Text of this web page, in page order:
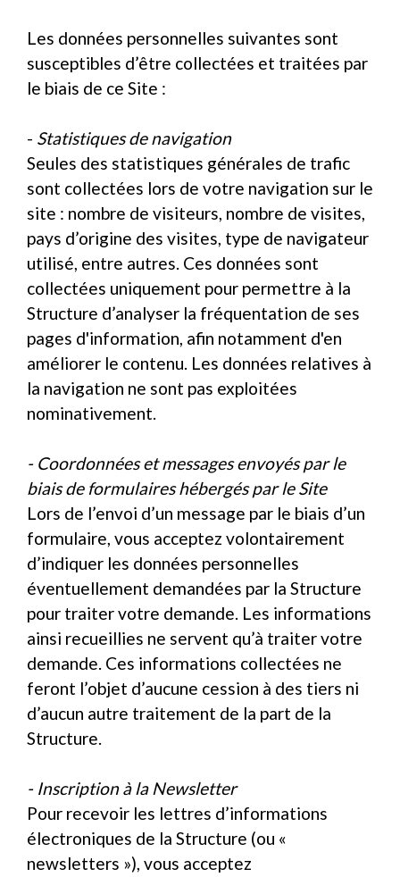
Les données personnelles suivantes sont
susceptibles d’être collectées et traitées par
le biais de ce Site :
- Statistiques de navigation
Seules des statistiques générales de trafic
sont collectées lors de votre navigation sur le
site : nombre de visiteurs, nombre de visites,
pays d’origine des visites, type de navigateur
utilisé, entre autres. Ces données sont
collectées uniquement pour permettre à la
Structure d’analyser la fréquentation de ses
pages d'information, afin notamment d'en
améliorer le contenu. Les données relatives à
la navigation ne sont pas exploitées
nominativement.
- Coordonnées et messages envoyés par le
biais de formulaires hébergés par le Site
Lors de l’envoi d’un message par le biais d’un
formulaire, vous acceptez volontairement
d’indiquer les données personnelles
éventuellement demandées par la Structure
pour traiter votre demande. Les informations
ainsi recueillies ne servent qu’à traiter votre
demande. Ces informations collectées ne
feront l’objet d’aucune cession à des tiers ni
d’aucun autre traitement de la part de la
Structure.
- Inscription à la Newsletter
Pour recevoir les lettres d’informations
électroniques de la Structure (ou «
newsletters »), vous acceptez